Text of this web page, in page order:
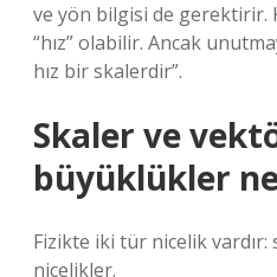
ve yön bilgisi de gerektirir.
“hız” olabilir. Ancak
hız bir skalerdir”.
Skaler ve
büyüklükler
Fizikte iki tür nicelik
nicelikler.